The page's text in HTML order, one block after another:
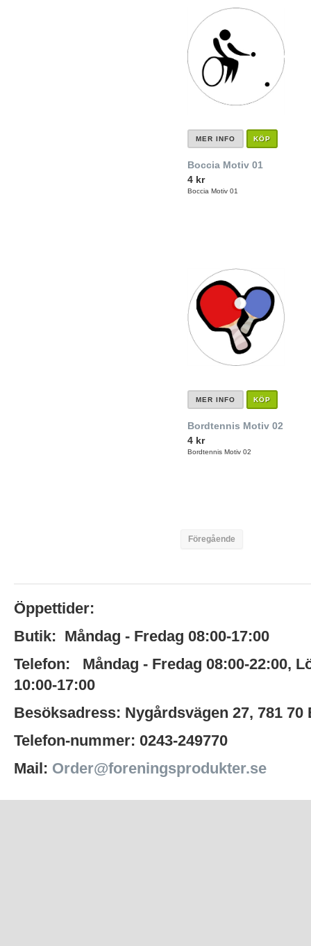
MER INFO KÖP
Boccia Motiv 01
4 kr
Boccia Motiv 01
MER INFO KÖP
Bordtennis Motiv 02
4 kr
Bordtennis Motiv 02
Föregående
Öppettider:
Butik: Måndag - Fredag 08:00-17:00
Telefon: Måndag - Fredag 08:00-22:00,
10:00-17:00
Besöksadress: Nygårdsvägen 27, 781 70
Telefon-nummer: 0243-249770
Mail: Order@foreningsprodukter.se